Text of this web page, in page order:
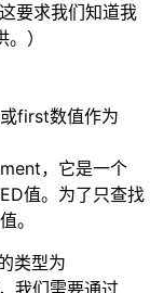
要求我们知道我
）
first数值作为
，它是一个
值。为了只查找
。
类型为
我们需要通过